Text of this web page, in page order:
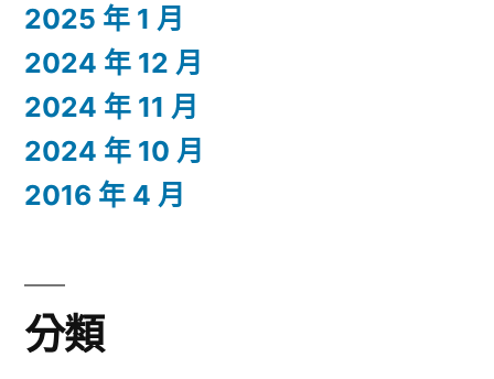
2025 年 1 月
2024 年 12 月
2024 年 11 月
2024 年 10 月
2016 年 4 月
分類